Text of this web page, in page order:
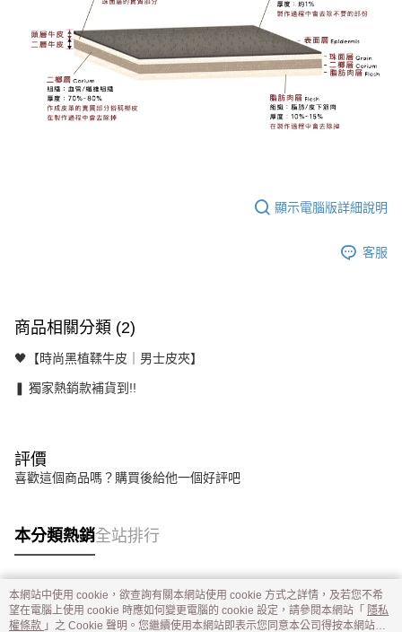
顯示電腦版詳細說明
客服
商品相關分類 (2)
🖤【時尚黑植鞣牛皮｜男士皮夾】
❚ 獨家熱銷款補貨到!!
評價
喜歡這個商品嗎？購買後給他一個好評吧
本分類熱銷全站排行
熱門標籤
本網站中使用 cookie，欲查詢有關本網站使用 cookie 方式之詳情，及若您不希
望在電腦上使用 cookie 時應如何變更電腦的 cookie 設定，請參閱本網站「 隱私
權條款 」之 Cookie 聲明。您繼續使用本網站即表示您同意本公司得按本網站使